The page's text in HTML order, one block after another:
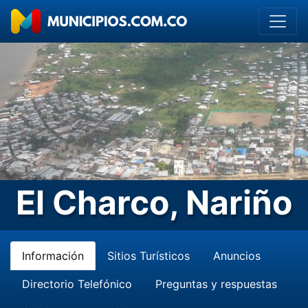
El Charco, Nariño
Información Sitios Turísticos Anuncios
Directorio Telefónico Preguntas y respuestas